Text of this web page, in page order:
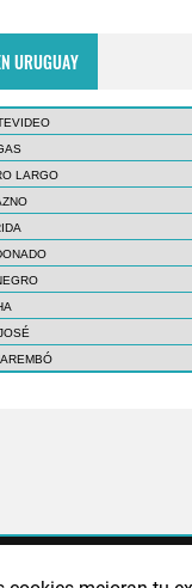
URUGUAY
LARGO